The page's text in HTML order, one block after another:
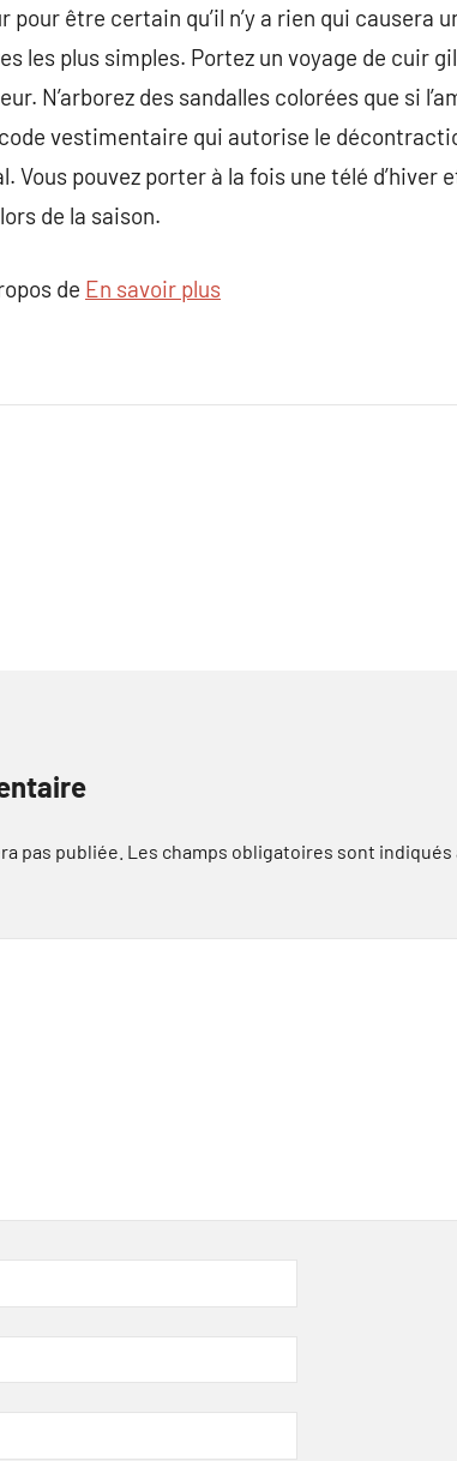
pour être certain qu’il n’y a rien qui causera
les plus simples. Portez un voyage de cuir
N’arborez des sandalles colorées que si
vestimentaire qui autorise le
Vous pouvez porter à la fois une télé d’hiver
de la saison.
de En savoir plus
pas publiée. Les champs obligatoires sont indiqués